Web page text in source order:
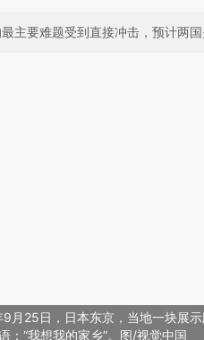
主要难题受到直接冲击，预计两
月25日，日本东京，当地一块展
：“我想我的家乡”。图/视觉中国